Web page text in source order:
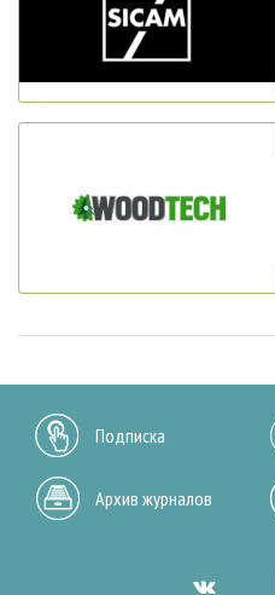
Подписка
Архив журналов